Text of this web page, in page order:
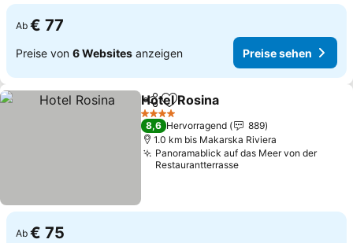
Ab € 77
Preise von 6 Websites anzeigen Preise sehen
TeilenZu Favoriten hinzufügen
Hotel Rosina
4 Sterne
8,6 Hervorragend
889
1.0 km bis Makarska Riviera
Panoramablick auf das Meer von der
Restaurantterrasse
Ab € 75